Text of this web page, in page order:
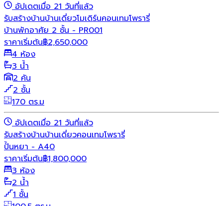
อัปเดตเมื่อ 21 วันที่แล้ว
รับสร้างบ้านบ้านเดี่ยวโมเดิร์นคอนเทมโพรารี่
บ้านพักอาศัย 2 ชั้น - PR001
ราคาเริ่มต้น฿2,650,000
4 ห้อง
3 น้ำ
2 คัน
2 ชั้น
170 ตร.ม
อัปเดตเมื่อ 21 วันที่แล้ว
รับสร้างบ้านบ้านเดี่ยวคอนเทมโพรารี่
ปั้นหยา - A40
ราคาเริ่มต้น฿1,800,000
3 ห้อง
2 น้ำ
1 ชั้น